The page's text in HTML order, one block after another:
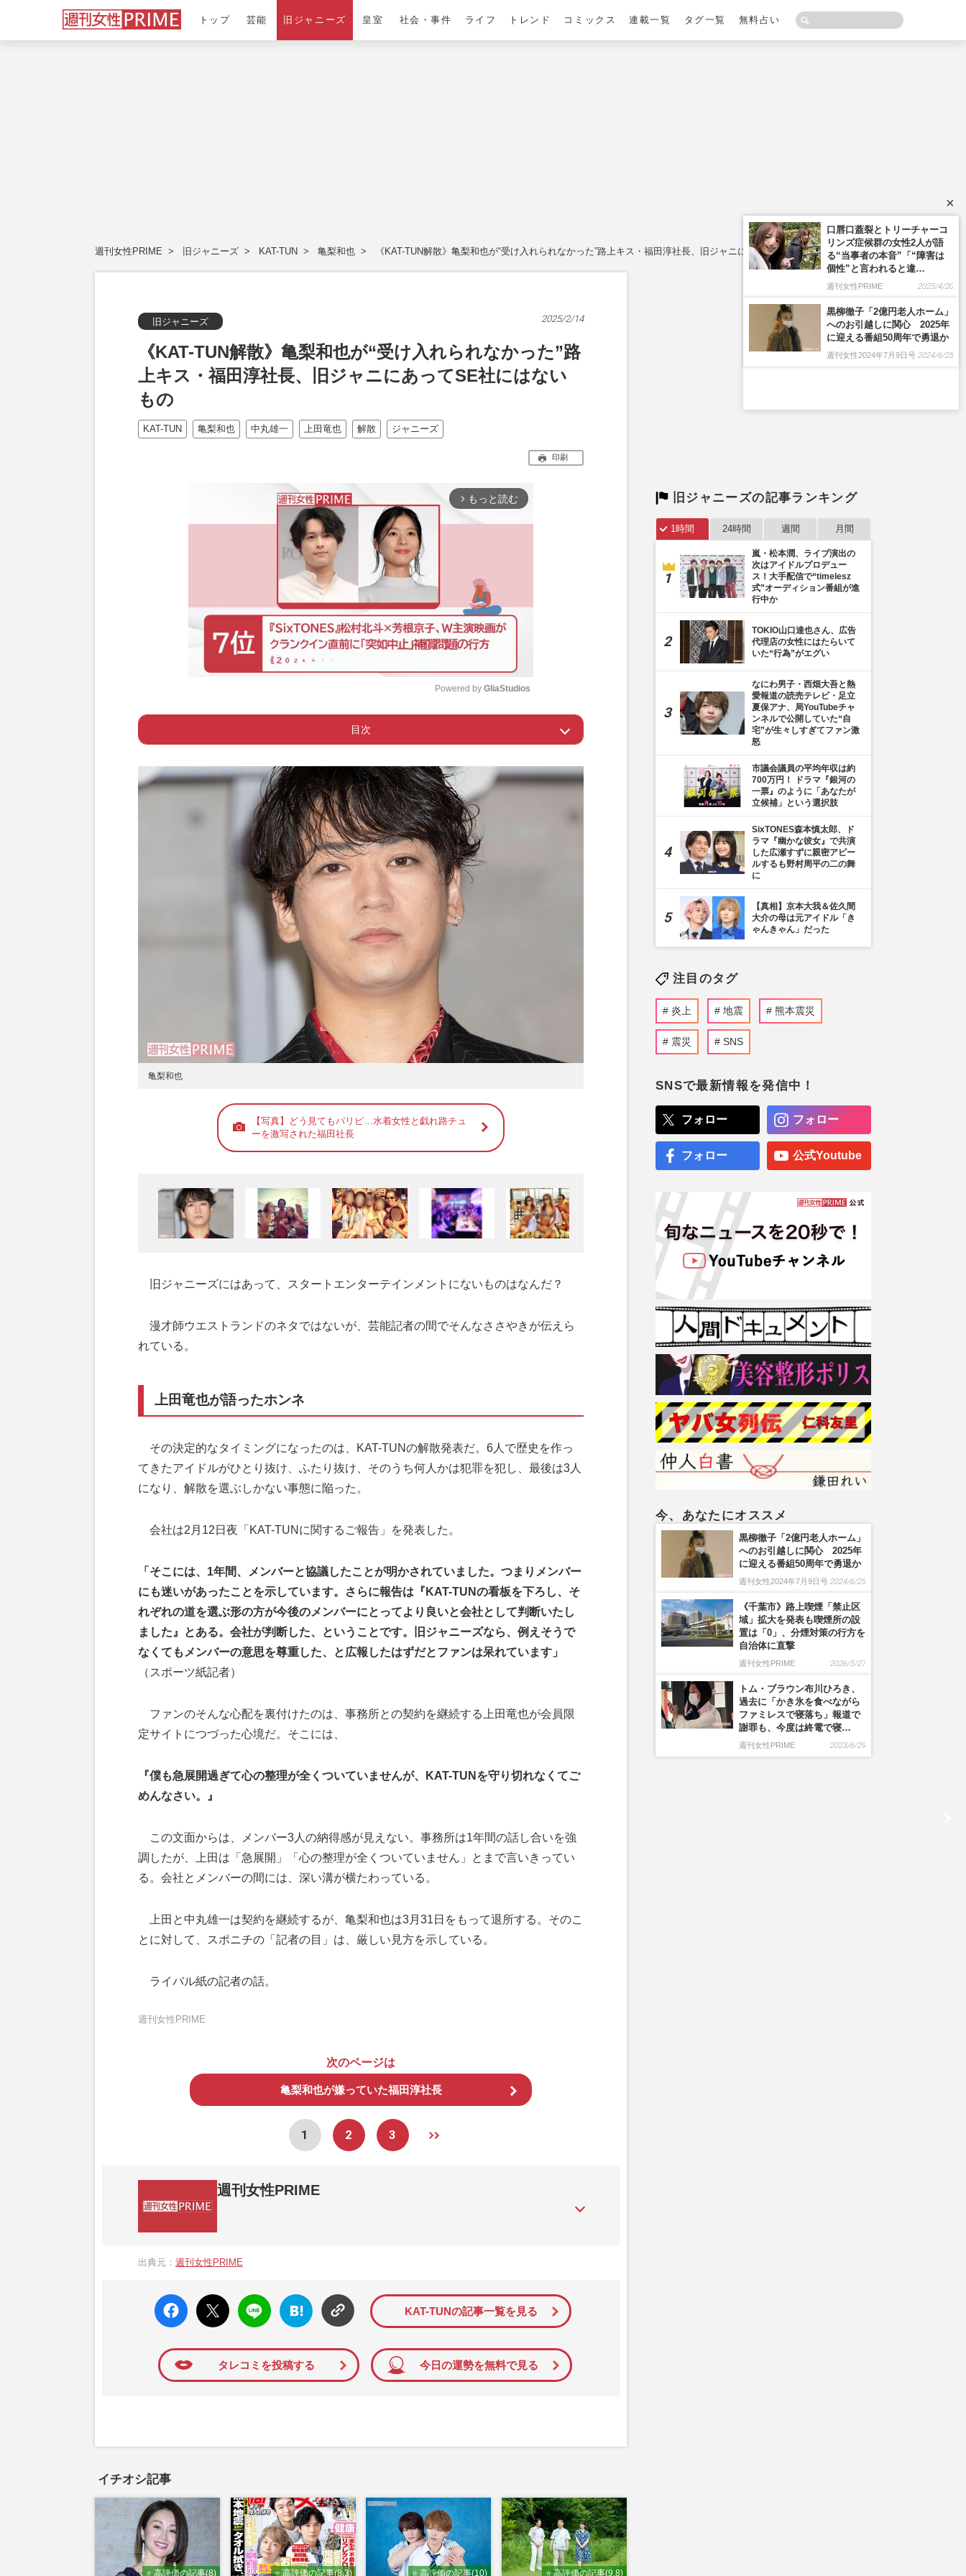
トップ 芸能 旧ジャニーズ 皇室 社会・事件 ライフ トレンド コミックス 連載一覧 タグ一覧 無料占い
週刊女性PRIME 旧ジャニーズ KAT-TUN 亀梨和也 《KAT-TUN解散》亀梨和也が“受け入れられなかった”路上キス・福田淳社長、旧ジャニにあってSE社にはないもの
旧ジャニーズ 2025/2/14
《KAT-TUN解散》亀梨和也が“受け入れられなかった”路
上キス・福田淳社長、旧ジャニにあってSE社にはない
もの
KAT-TUN 亀梨和也 中丸雄一 上田竜也 解散 ジャニーズ
印刷
arrow_forward_ios もっと読む
t
e
Powered by GliaStudios
目次
Page 1 ー 上田竜也が語ったホンネ
ー 亀梨和也が嫌っていた福田淳社長
亀梨和也
【写真】どう見てもパリピ…水着女性と戯れ路チュ
ーを激写された福田社長
旧ジャニーズにはあって、スタートエンターテインメントにないものはなんだ？
漫才師ウエストランドのネタではないが、芸能記者の間でそんなささやきが伝えら
れている。
上田竜也が語ったホンネ
その決定的なタイミングになったのは、KAT-TUNの解散発表だ。6人で歴史を作っ
てきたアイドルがひとり抜け、ふたり抜け、そのうち何人かは犯罪を犯し、最後は3人
になり、解散を選ぶしかない事態に陥った。
会社は2月12日夜「KAT-TUNに関するご報告」を発表した。
「そこには、1年間、メンバーと協議したことが明かされていました。つまりメンバー
にも迷いがあったことを示しています。さらに報告は『KAT-TUNの看板を下ろし、そ
れぞれの道を選ぶ形の方が今後のメンバーにとってより良いと会社として判断いたし
ました』とある。会社が判断した、ということです。旧ジャニーズなら、例えそうで
なくてもメンバーの意思を尊重した、と広報したはずだとファンは呆れています」
（スポーツ紙記者）
ファンのそんな心配を裏付けたのは、事務所との契約を継続する上田竜也が会員限
定サイトにつづった心境だ。そこには、
『僕も急展開過ぎて心の整理が全くついていませんが、KAT-TUNを守り切れなくてご
めんなさい。』
この文面からは、メンバー3人の納得感が見えない。事務所は1年間の話し合いを強
調したが、上田は「急展開」「心の整理が全くついていません」とまで言いきってい
る。会社とメンバーの間には、深い溝が横たわっている。
上田と中丸雄一は契約を継続するが、亀梨和也は3月31日をもって退所する。そのこ
とに対して、スポニチの「記者の目」は、厳しい見方を示している。
ライバル紙の記者の話。
週刊女性PRIME
次のページは
​亀梨和也が嫌っていた福田淳社長
1 2 3
週刊女性PRIME
か、女性週刊誌『週刊女性』の誌面に掲載された記事から、インターネット利用者層にとって特に関心の
出典元： 週刊女性PRIME
faceboo
k いい
ね
X ポス
ト
LINE
はてな
ブック
マーク
KAT-TUNの記事一覧を見る
タレコミを投稿する 今日の運勢を無料で見る
イチオシ記事
⭐ 高評価の記事(8) ⭐ 高評価の記事(8.3) ⭐ 高評価の記事(10) ⭐ 高評価の記事(9.8)
旧ジャニーズの記事ランキング
1時間 24時間 週間 月間
嵐・松本潤、ライブ演出の
次はアイドルプロデュー
ス！大手配信で“timelesz
式”オーディション番組が進
行中か
TOKIO山口達也さん、広告
代理店の女性にはたらいて
いた“行為”がエグい
なにわ男子・西畑大吾と熱
愛報道の読売テレビ・足立
夏保アナ、局YouTubeチャ
ンネルで公開していた“自
宅”が生々しすぎてファン激
怒
市議会議員の平均年収は約
700万円！ ドラマ『銀河の
一票』のように「あなたが
立候補」という選択肢
SixTONES森本慎太郎、ド
ラマ『幽かな彼女』で共演
した広瀬すずに親密アピー
ルするも野村周平の二の舞
に
【真相】京本大我＆佐久間
大介の母は元アイドル「き
ゃんきゃん」だった
注目のタグ
炎上 地震 熊本震災
震災 SNS
SNSで最新情報を発信中！
フォロー フォロー
フォロー 公式Youtube
今、あなたにオススメ
黒柳徹子「2億円老人ホーム」
へのお引越しに関心 2025年
に迎える番組50周年で勇退か
週刊女性2024年7月9日号 2024/6/25
《千葉市》路上喫煙「禁止区
域」拡大を発表も喫煙所の設
置は「0」、分煙対策の行方を
自治体に直撃
週刊女性PRIME 2026/5/27
トム・ブラウン布川ひろき、
過去に「かき氷を食べながら
ファミレスで寝落ち」報道で
謝罪も、今度は終電で寝…
週刊女性PRIME 2023/6/29
×
口唇口蓋裂とトリーチャーコ
リンズ症候群の女性2人が語
る“当事者の本音”「“障害は
個性”と言われると違…
週刊女性PRIME 2025/4/20
黒柳徹子「2億円老人ホーム」
へのお引越しに関心 2025年
に迎える番組50周年で勇退か
週刊女性2024年7月9日号 2024/6/25